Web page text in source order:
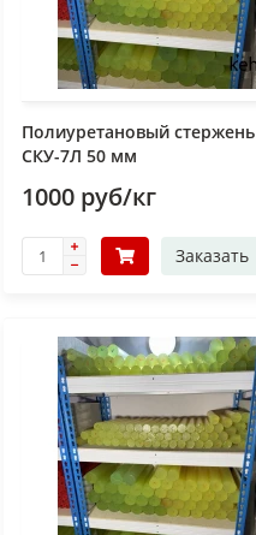
Полиуретановый стержень
СКУ-7Л 50 мм
1000 руб/кг
Заказать